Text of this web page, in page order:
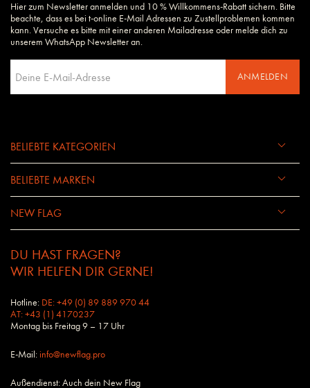
Hier zum Newsletter anmelden und 10 % Willkommens-Rabatt sichern. Bitte
beachte, dass es bei t-online E-Mail Adressen zu Zustellproblemen kommen
kann. Versuche es bitte mit einer anderen Mailadresse oder melde dich zu
unserem WhatsApp Newsletter an.
ANMELDEN
BELIEBTE KATEGORIEN
BELIEBTE MARKEN
NEW FLAG
DU HAST FRAGEN?
WIR HELFEN DIR GERNE!
Hotline: DE: +49 (0) 89 889 970 44
AT: +43 (1) 4170237
Montag bis Freitag 9 – 17 Uhr
E-Mail:info@newflag.pro
Außendienst: Auch dein New Flag